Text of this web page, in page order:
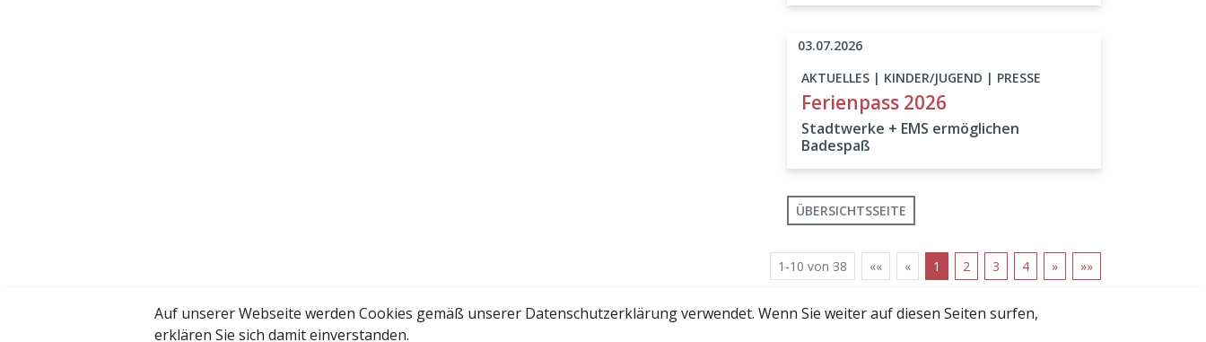
Auf unserer Webseite werden Cookies gemäß unserer Datenschutzerklärung verwendet. Wenn Sie weiter auf diesen Seiten surfen,
erklären Sie sich damit einverstanden.
AKTUELLES | KINDER/JUGEND | PRESSE
Ferienpass 2026
Stadtwerke + EMS ermöglichen
Badespaß
03.07.2026
ÜBERSICHTSSEITE
1-10 von 38 «« « 1 2 3 4 » »»